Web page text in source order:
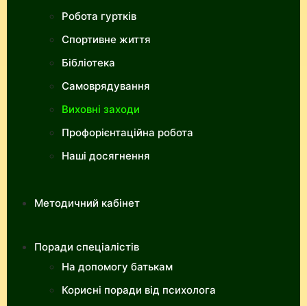
Робота гуртків
Спортивне життя
Бібліотека
Самоврядування
Виховні заходи
Профорієнтаційна робота
Наші досягнення
Методичний кабінет
Поради спеціалістів
На допомогу батькам
Корисні поради від психолога